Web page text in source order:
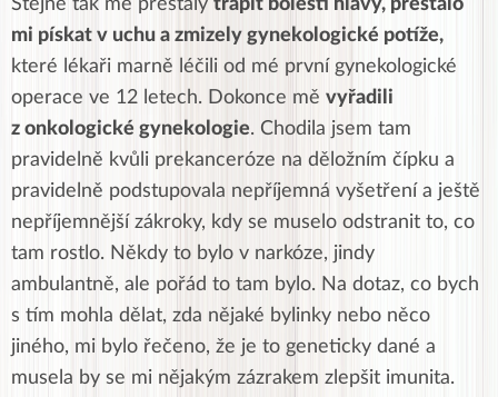
Stejně tak mě přestaly trápit bolesti hlavy, přestalo
mi pískat v uchu a zmizely gynekologické potíže,
které lékaři marně léčili od mé první gynekologické
operace ve 12 letech. Dokonce mě vyřadili
z onkologické gynekologie. Chodila jsem tam
pravidelně kvůli prekanceróze na děložním čípku a
pravidelně podstupovala nepříjemná vyšetření a ještě
nepříjemnější zákroky, kdy se muselo odstranit to, co
tam rostlo. Někdy to bylo v narkóze, jindy
ambulantně, ale pořád to tam bylo. Na dotaz, co bych
s tím mohla dělat, zda nějaké bylinky nebo něco
jiného, mi bylo řečeno, že je to geneticky dané a
musela by se mi nějakým zázrakem zlepšit imunita.